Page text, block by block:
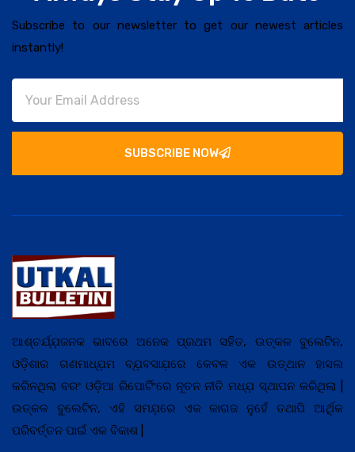
Subscribe to our newsletter to get our newest articles
instantly!
SUBSCRIBE NOW
ଆଶ୍ଚର୍ଯ୍ଯ଼ଜନକ ଭାବରେ ଅନେକ ପ୍ରଥମ ସହିତ, ଉତ୍କଳ ବୁଲେଟିନ,
ଓଡ଼ିଶାର ଗଣମାଧ୍ଯ଼ମ ବ୍ଯ଼ବସାଯ଼ରେ କେବଳ ଏକ ଉତ୍ଥାନ ହାସଲ
କରିନଥିଲା ବରଂ ଓଡ଼ିଆ ରିପୋର୍ଟିଂରେ ନୂତନ ନୀତି ମଧ୍ଯ଼ ସ୍ଥାପନ କରିଥିଲା |
ଉତ୍କଳ ବୁଲେଟିନ, ଏହି ସମଯ଼ରେ ଏକ କାଗଜ ନୁହେଁ ତଥାପି ଆର୍ଥିକ
ପରିବର୍ତ୍ତନ ପାଇଁ ଏକ ବିକାଶ |